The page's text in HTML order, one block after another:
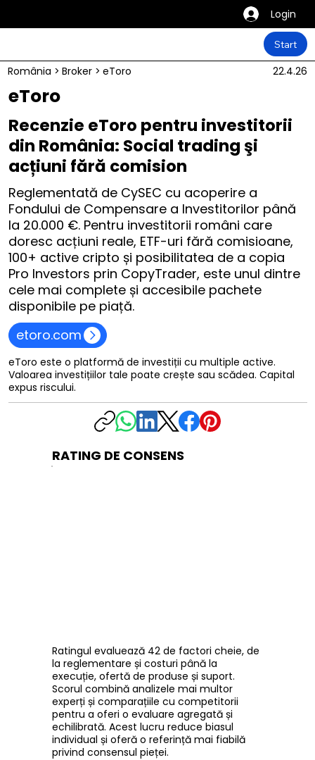
Login
Start
România > Broker > eToro 22.4.26
eToro
Recenzie eToro pentru investitorii
din România: Social trading şi
acțiuni fără comision
Reglementată de CySEC cu acoperire a
Fondului de Compensare a Investitorilor până
la 20.000 €. Pentru investitorii români care
doresc acțiuni reale, ETF-uri fără comisioane,
100+ active cripto și posibilitatea de a copia
Pro Investors prin CopyTrader, este unul dintre
cele mai complete și accesibile pachete
disponibile pe piață.
etoro.com
eToro este o platformă de investiții cu multiple active.
Valoarea investițiilor tale poate crește sau scădea. Capital
expus riscului.
RATING DE CONSENS
Ratingul evaluează 42 de factori cheie, de
la reglementare și costuri până la
execuție, ofertă de produse și suport.
Scorul combină analizele mai multor
experți și comparațiile cu competitorii
pentru a oferi o evaluare agregată și
echilibrată. Acest lucru reduce biasul
individual și oferă o referință mai fiabilă
privind consensul pieței.